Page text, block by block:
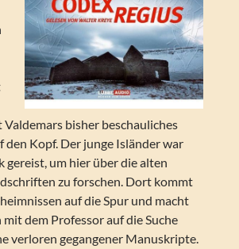
bisher beschauliches
den Kopf. Der junge Isländer war
gereist, um hier über die alten
zu forschen. Dort kommt
auf die Spur und macht
mit dem Professor auf die Suche
verloren gegangener Manuskripte.